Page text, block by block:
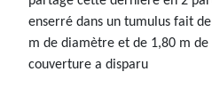
enserré dans un tumulus fait
m de diamètre et de 1,80 m de
couverture a disparu